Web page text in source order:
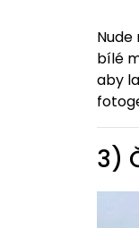
bílé
aby
3)